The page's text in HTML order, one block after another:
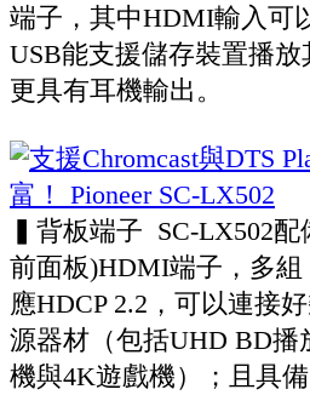
端子，其中HDMI輸入可
USB能支援儲存裝置播放
更具有耳機輸出。
▍背板端子 SC-LX502配
前面板)HDMI端子，多
應HDCP 2.2，可以連接
源器材（包括UHD BD播
機與4K遊戲機）；且具